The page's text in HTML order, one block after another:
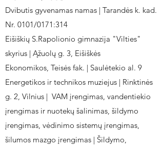
Dvibutis gyvenamas namas | Tarandės k. kad.
Nr. 0101/0171:314
Eišiškių S.Rapolionio gimnazija "Vilties"
skyrius | Ąžuolų g. 3, Eišiškės
Ekonomikos, Teisės fak. | Saulėtekio al. 9
Energetikos ir technikos muziejus | Rinktinės
g. 2, Vilnius | VAM įrengimas, vandentiekio
įrengimas ir nuotekų šalinimas, šildymo
įrengimas, vėdinimo sistemų įrengimas,
šilumos mazgo įrengimas | Šildymo,